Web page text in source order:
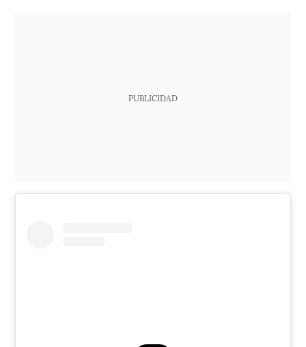
PUBLICIDAD